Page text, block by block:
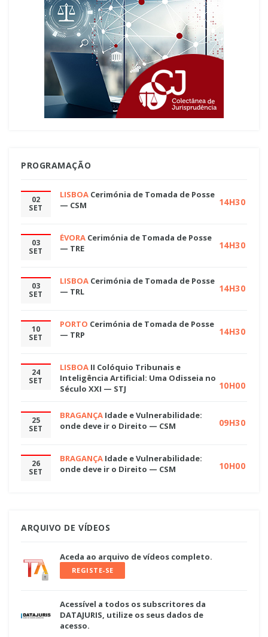
PROGRAMAÇÃO
02
SET
LISBOA Cerimónia de Tomada de Posse
— CSM
14H30
03
SET
ÉVORA Cerimónia de Tomada de Posse
— TRE
14H30
03
SET
LISBOA Cerimónia de Tomada de Posse
— TRL
14H30
10
SET
PORTO Cerimónia de Tomada de Posse
— TRP
14H30
24
SET
LISBOA II Colóquio Tribunais e
Inteligência Artificial: Uma Odisseia no
Século XXI — STJ
10H00
25
SET
BRAGANÇA Idade e Vulnerabilidade:
onde deve ir o Direito — CSM
09H30
26
SET
BRAGANÇA Idade e Vulnerabilidade:
onde deve ir o Direito — CSM
10H00
ARQUIVO DE VÍDEOS
Aceda ao arquivo de vídeos completo.
REGISTE-SE
Acessível a todos os subscritores da
DATAJURIS, utilize os seus dados de
acesso.